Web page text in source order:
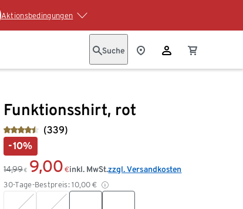
Aktionsbedingungen
Suche
Funktionsshirt, rot
(339)
-10%
14,99 € 9,00 €
30-Tage-Bestpreis: 10,00 €
inkl. MwSt.zzgl. Versandkosten